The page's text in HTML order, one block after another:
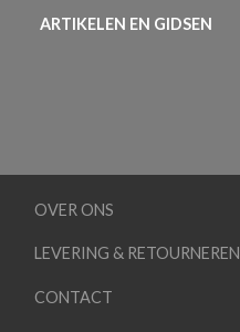
ARTIKELEN EN GIDSEN
OVER ONS
LEVERING & RETOURNEREN
CONTACT